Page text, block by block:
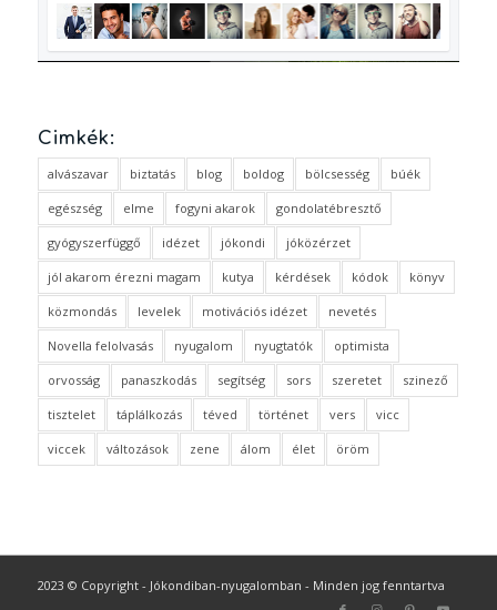
Cimkék:
alvászavar biztatás blog boldog bölcsesség búék
egészség elme fogyni akarok gondolatébresztő
gyógyszerfüggő idézet jókondi jóközérzet
jól akarom érezni magam kutya kérdések kódok könyv
közmondás levelek motivációs idézet nevetés
Novella felolvasás nyugalom nyugtatók optimista
orvosság panaszkodás segítség sors szeretet szinező
tisztelet táplálkozás téved történet vers vicc
viccek változások zene álom élet öröm
2023 © Copyright - Jókondiban-nyugalomban - Minden jog fenntartva